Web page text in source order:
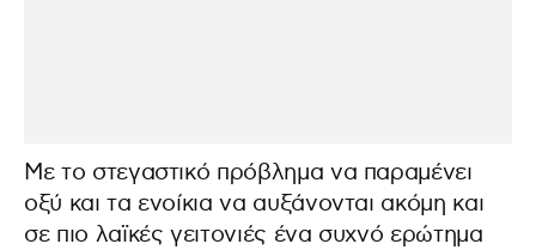
Με το στεγαστικό πρόβλημα να παραμένει
οξύ και τα ενοίκια να αυξάνονται ακόμη και
σε πιο λαϊκές γειτονιές ένα συχνό ερώτημα